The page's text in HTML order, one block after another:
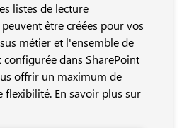
listes de lecture
être créées pour vos
métier et l'ensemble de
configurée dans SharePoint
offrir un maximum de
flexibilité. En savoir plus sur